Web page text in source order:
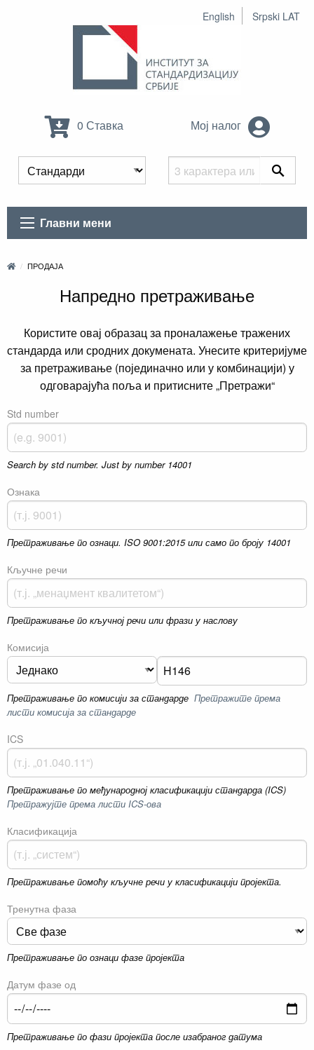
English Srpski LAT
0 Ставка Мој налог
Главни мени
ПРОДАЈА
Напредно претраживање
Користите овај образац за проналажење тражених
стандарда или сродних докумената. Унесите критеријуме
за претраживање (појединачно или у комбинацији) у
одговарајућа поља и притисните „Претражи“
Std number
Search by std number. Just by number 14001
Ознака
Претраживање по ознаци. ISO 9001:2015 или само по броју 14001
Кључне речи
Претраживање по кључној речи или фрази у наслову
Комисија
Претраживање по комисији за стандарде Претражите према
листи комисија за стандарде
ICS
Претраживање по међународној класификацији стандарда (ICS)
Претражујте према листи ICS-ова
Класификација
Претраживање помоћу кључне речи у класификацији пројекта.
Тренутна фаза
Претраживање по ознаци фазе пројекта
Датум фазе од
Претраживање по фази пројекта после изабраног датума